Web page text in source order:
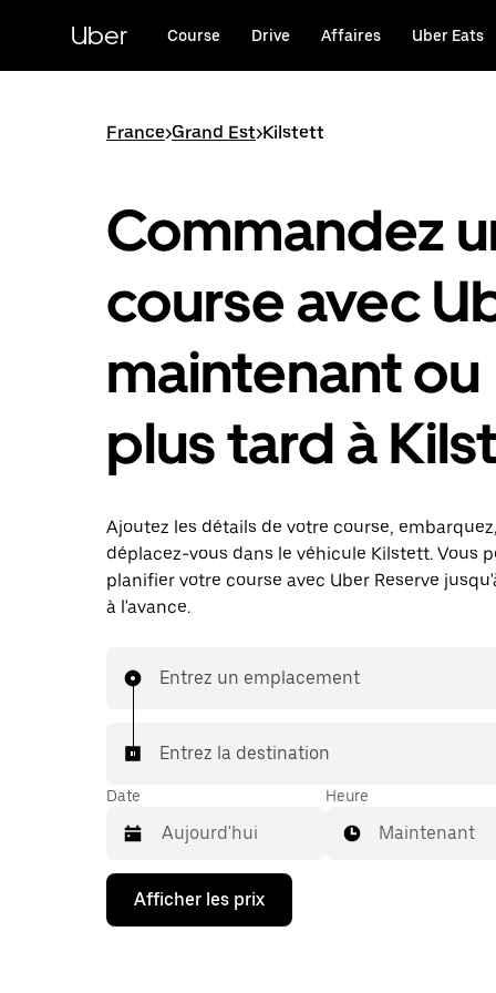
principal
Uber Course Drive Affaires Uber Eats
France>Grand Est>Kilstett
Commandez
course avec
maintenant ou
plus tard à
Ajoutez les détails de votre course,
déplacez-vous dans le véhicule Kilstett. Vous
planifier votre course avec Uber Reserve
à l'avance.
Entrez un emplacement
Entrez la destination
Date
Appuyez
la
Heure
Maintenant
Afficher les prix